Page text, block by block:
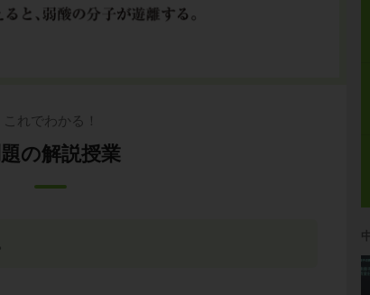
これでわかる！
の解説授業